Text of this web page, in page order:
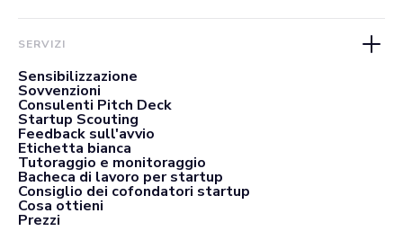
SERVIZI
Sensibilizzazione
Sovvenzioni
Consulenti Pitch Deck
Startup Scouting
Feedback sull'avvio
Etichetta bianca
Tutoraggio e monitoraggio
Bacheca di lavoro per startup
Consiglio dei cofondatori startup
Cosa ottieni
Prezzi